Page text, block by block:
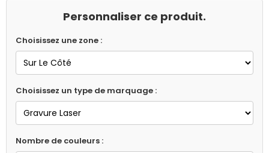
Personnaliser ce produit.
Choisissez une zone :
Choisissez un type de marquage :
Nombre de couleurs :